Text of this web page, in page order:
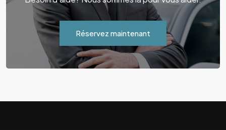
Réservez maintenant